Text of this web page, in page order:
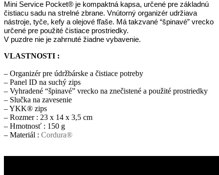
Mini Service Pocket® je kompaktná kapsa, určené pre základnú
čistiacu sadu na strelné zbrane. Vnútorný organizér udržiava
nástroje, tyče, kefy a olejové fľaše. Má takzvané “špinavé” vrecko
určené pre použité čistiace prostriedky.
V puzdre nie je zahrnuté žiadne vybavenie.
VLASTNOSTI :
– Organizér pre údržbárske a čistiace potreby
– Panel ID na suchý zips
– Vyhradené “špinavé” vrecko na znečistené a použité prostriedky
– Slučka na zavesenie
– YKK® zips
– Rozmer : 23 x 14 x 3,5 cm
– Hmotnosť : 150 g
– Materiál : Cordura®